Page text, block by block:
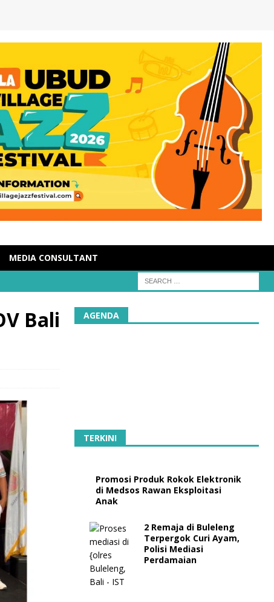
MEDIA CONSULTANT
Bali
AGENDA
TERKINI
Promosi Produk Rokok Elektronik
di Medsos Rawan Eksploitasi
Anak
2 Remaja di Buleleng
Terpergok Curi Ayam,
Polisi Mediasi
Perdamaian